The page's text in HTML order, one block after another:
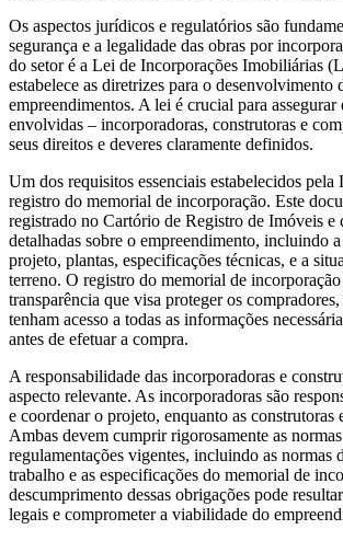
Os aspectos jurídicos e regulatórios são
segurança e a legalidade das obras por
do setor é a Lei de Incorporações Imobiliárias
estabelece as diretrizes para o desenvolvimento
empreendimentos. A lei é crucial para assegurar
envolvidas – incorporadoras, construtoras e
seus direitos e deveres claramente definidos.
Um dos requisitos essenciais estabelecidos pela
registro do memorial de incorporação. Este
registrado no Cartório de Registro de Imóveis e
detalhadas sobre o empreendimento, incluindo
projeto, plantas, especificações técnicas, e a
terreno. O registro do memorial de
transparência que visa proteger os
tenham acesso a todas as informações
antes de efetuar a compra.
A responsabilidade das incorporadoras e
aspecto relevante. As incorporadoras são
e coordenar o projeto, enquanto as construtoras
Ambas devem cumprir rigorosamente as
regulamentações vigentes, incluindo as normas
trabalho e as especificações do memorial de
descumprimento dessas obrigações pode
legais e comprometer a viabilidade do